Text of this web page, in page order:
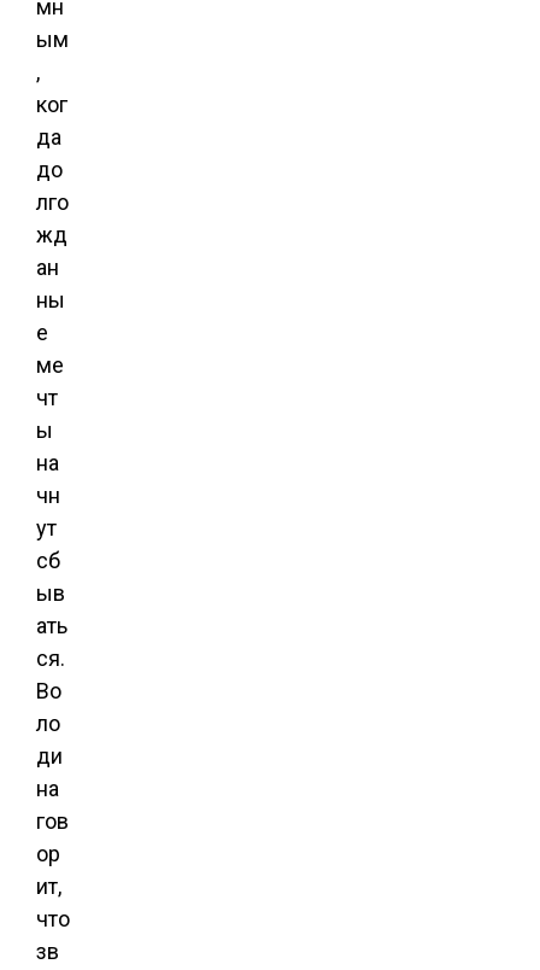
мн
ым
,
ког
да
до
лго
жд
ан
ны
е
ме
чт
ы
на
чн
ут
сб
ыв
ать
ся.
Во
ло
ди
на
гов
ор
ит,
что
зв